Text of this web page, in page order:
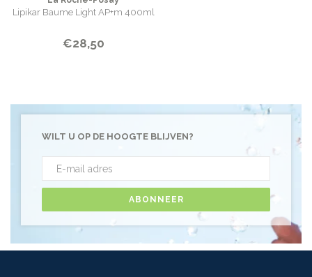
Lipikar Baume Light AP+m 400ml
€28,50
WILT U OP DE HOOGTE BLIJVEN?
ABONNEER